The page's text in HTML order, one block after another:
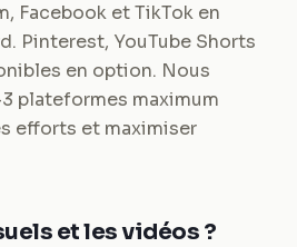
Facebook et TikTok en
Pinterest, YouTube Shorts
en option. Nous
plateformes maximum
efforts et maximiser
et les vidéos ?